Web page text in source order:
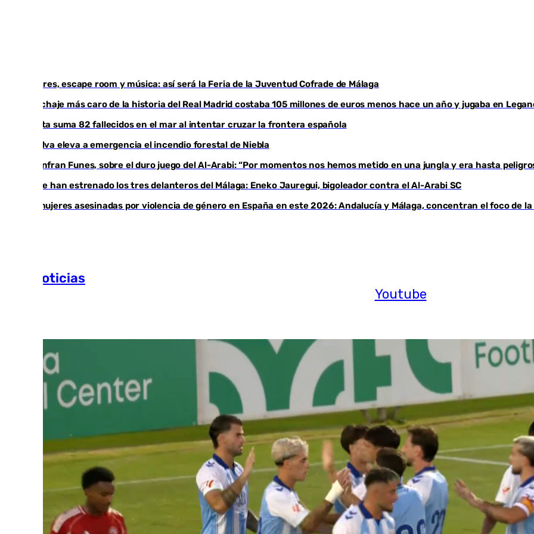
Youtube
Talleres, escape room y música: así será la Feria de la Juventud Cofrade de Málaga
El fichaje más caro de la historia del Real Madrid costaba 105 millones de euros menos hace un año y jugaba en
Ceuta suma 82 fallecidos en el mar al intentar cruzar la frontera española
Huelva eleva a emergencia el incendio forestal de Niebla
Juanfran Funes, sobre el duro juego del Al-Arabi: “Por momentos nos hemos metido en una jungla y era hasta
Ya se han estrenado los tres delanteros del Málaga: Eneko Jauregui, bigoleador contra el Al-Arabi SC
35 mujeres asesinadas por violencia de género en España en este 2026: Andalucía y Málaga, concentran el foco de
Más noticias